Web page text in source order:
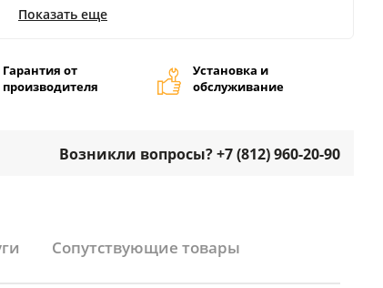
Показать еще
Гарантия от
производителя
Установка и
обслуживание
Возникли вопросы? +7 (812) 960-20-90
Сопутствующие товары